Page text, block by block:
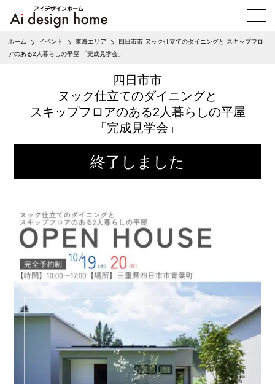
メ
ニ
ー
ホーム イベント 東海エリア
四日市市 ヌック仕立てのダイニングと スキップフロ
アのある2人暮らしの平屋 「完成見学会」
四日市市
ヌック仕立てのダイニングと
スキップフロアのある2人暮らしの平屋
「完成見学会」